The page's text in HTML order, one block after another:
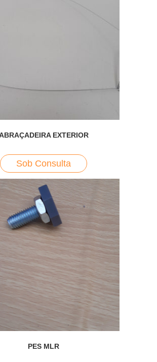
EXTERIOR
Sob Consulta
PES MLR